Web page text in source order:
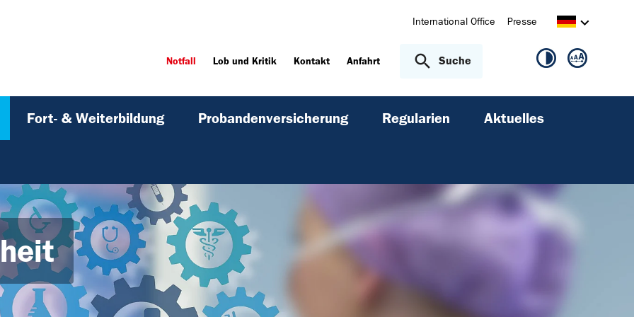
International Office Presse
Notfall Lob und Kritik Kontakt Anfahrt Suche
Fort- & Weiterbildung Probandenversicherung Regularien Aktuelles